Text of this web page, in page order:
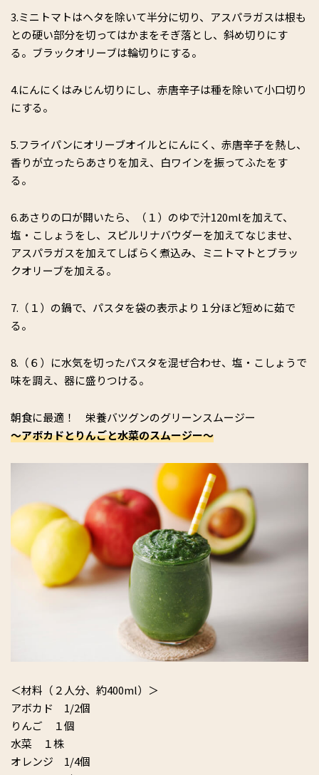
3.ミニトマトはヘタを除いて半分に切り、アスパラガスは根も
との硬い部分を切ってはかまをそぎ落とし、斜め切りにす
る。ブラックオリーブは輪切りにする。
4.にんにくはみじん切りにし、赤唐辛子は種を除いて小口切り
にする。
5.フライパンにオリーブオイルとにんにく、赤唐辛子を熱し、
香りが立ったらあさりを加え、白ワインを振ってふたをす
る。
6.あさりの口が開いたら、（１）のゆで汁120mlを加えて、
塩・こしょうをし、スピルリナバウダーを加えてなじませ、
アスパラガスを加えてしばらく煮込み、ミニトマトとブラッ
クオリーブを加える。
7.（１）の鍋で、パスタを袋の表示より１分ほど短めに茹で
る。
8.（６）に水気を切ったパスタを混ぜ合わせ、塩・こしょうで
味を調え、器に盛りつける。
朝食に最適！ 栄養バツグンのグリーンスムージー
〜アボカドとりんごと水菜のスムージー〜
＜材料（２人分、約400ml）＞
アボカド 1/2個
りんご １個
水菜 １株
オレンジ 1/4個